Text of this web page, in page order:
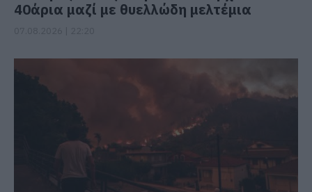
40άρια μαζί με θυελλώδη μελτέμια